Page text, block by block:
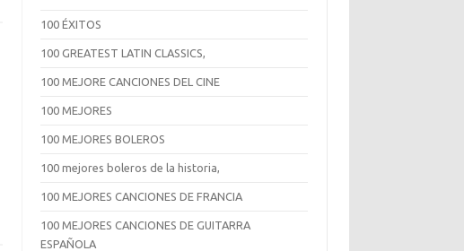
100 ÉXITOS
100 GREATEST LATIN CLASSICS,
100 MEJORE CANCIONES DEL CINE
100 MEJORES
100 MEJORES BOLEROS
100 mejores boleros de la historia,
100 MEJORES CANCIONES DE FRANCIA
100 MEJORES CANCIONES DE GUITARRA
ESPAÑOLA